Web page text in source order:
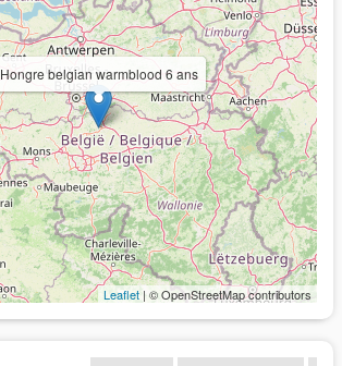
Hongre belgian warmblood 6 ans
Leaflet | © OpenStreetMap contributors